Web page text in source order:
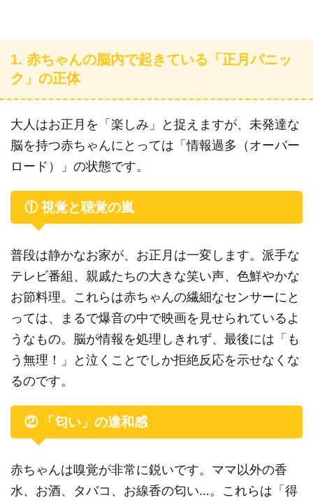
1. 赤ちゃんの脳内で起きている「正月パニッ
ク」の正体
大人はお正月を「楽しみ」と捉えますが、未発達な
脳を持つ赤ちゃんにとっては「情報過多（オーバー
ロード）」の状態です。
① 視覚と聴覚の嵐
普段は静かなお家が、お正月は一変します。派手な
テレビ番組、親戚たちの大きな笑い声、色鮮やかな
お節料理。これらは赤ちゃんの繊細なセンサーにと
っては、まるで爆音の中で映画を見せられているよ
うなもの。脳が情報を処理しきれず、最後には「も
う無理！」と泣くことでしか拒絶反応を示せなくな
るのです。
② 「匂い」の違和感
赤ちゃんは嗅覚が非常に鋭いです。ママ以外の香
水、お酒、タバコ、お線香の匂い…。これらは「得